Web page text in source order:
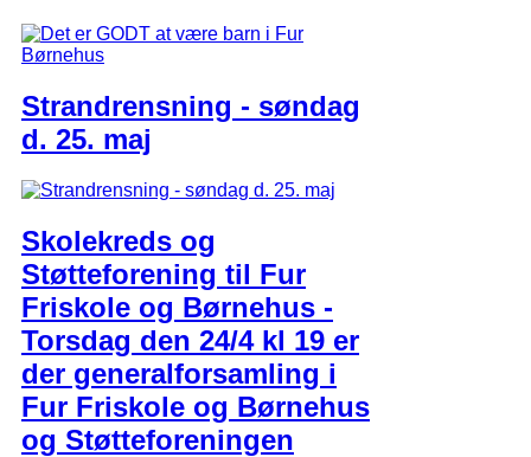
Strandrensning - søndag
d. 25. maj
Skolekreds og
Støtteforening til Fur
Friskole og Børnehus -
Torsdag den 24/4 kl 19 er
der generalforsamling i
Fur Friskole og Børnehus
og Støtteforeningen